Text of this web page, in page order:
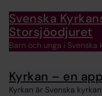
Svenska
Storsjöodjuret
Barn och unga i Svenska
Kyrkan – en
Kyrkan är Svenska